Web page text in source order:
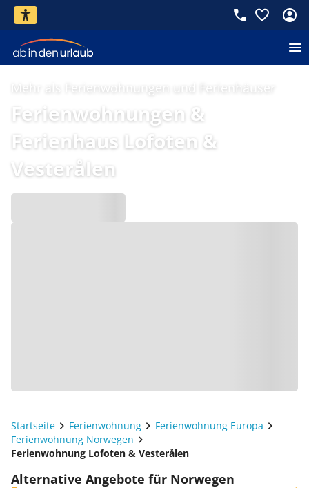
Mehr als Ferienwohnungen und Ferienhäuser
Ferienwohnungen &
Ferienhaus Lofoten &
Vesterålen
Startseite Ferienwohnung
Ferienwohnung Europa
Ferienwohnung Norwegen
Ferienwohnung Lofoten & Vesterålen
Alternative Angebote für Norwegen